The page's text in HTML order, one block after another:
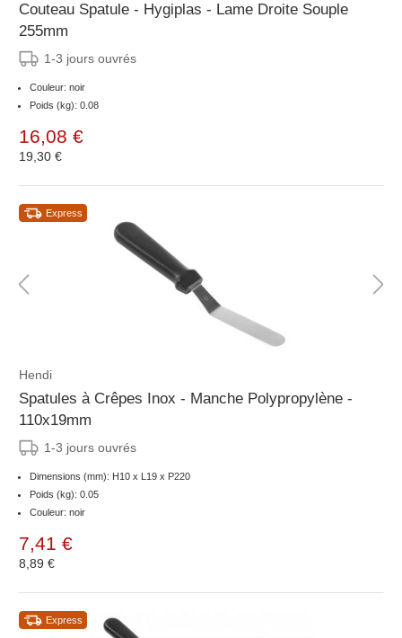
Couteau Spatule - Hygiplas - Lame Droite Souple
255mm
1-3 jours ouvrés
Couleur: noir
Poids (kg): 0.08
16,08 €
19,30 €
Express
Hendi
Spatules à Crêpes Inox - Manche Polypropylène -
110x19mm
1-3 jours ouvrés
Dimensions (mm): H10 x L19 x P220
Poids (kg): 0.05
Couleur: noir
7,41 €
8,89 €
Express